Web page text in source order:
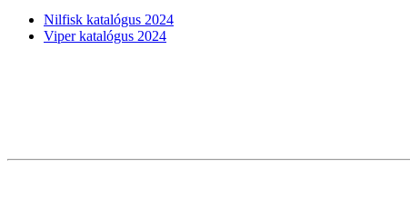
Nilfisk katalógus 2024
Viper katalógus 2024